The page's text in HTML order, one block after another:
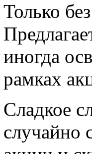
Только
иногда
рамках
Сладкое
случайно